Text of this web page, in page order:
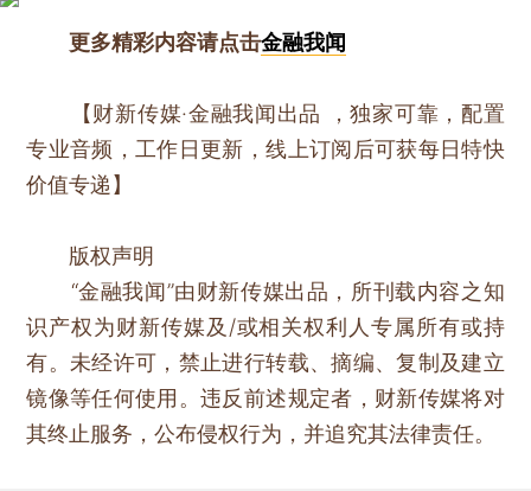
更多精彩内容请点击金融我闻
【财新传媒·金融我闻出品 ，独家可靠，配置
专业音频，工作日更新，线上订阅后可获每日特快
价值专递】
版权声明
“金融我闻”由财新传媒出品，所刊载内容之知
识产权为财新传媒及/或相关权利人专属所有或持
有。未经许可，禁止进行转载、摘编、复制及建立
镜像等任何使用。违反前述规定者，财新传媒将对
其终止服务，公布侵权行为，并追究其法律责任。